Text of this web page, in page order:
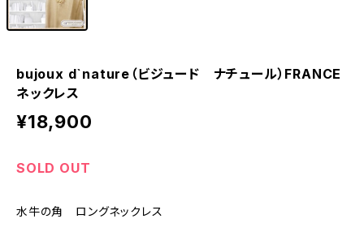
bujoux d`nature（ビジュード ナチュール）FRANCE
ネックレス
¥18,900
SOLD OUT
水牛の角 ロングネックレス